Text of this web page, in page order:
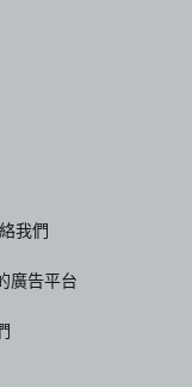
我們
廣告平台